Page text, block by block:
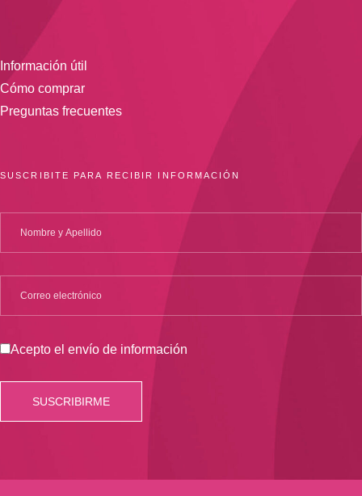
Información útil
Cómo comprar
Preguntas frecuentes
SUSCRIBITE PARA RECIBIR INFORMACIÓN
Acepto el envío de información